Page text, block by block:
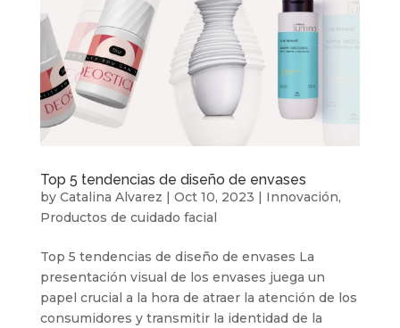
Top 5 tendencias de diseño de envases
by Catalina Alvarez | Oct 10, 2023 | Innovación,
Productos de cuidado facial
Top 5 tendencias de diseño de envases La
presentación visual de los envases juega un
papel crucial a la hora de atraer la atención de los
consumidores y transmitir la identidad de la